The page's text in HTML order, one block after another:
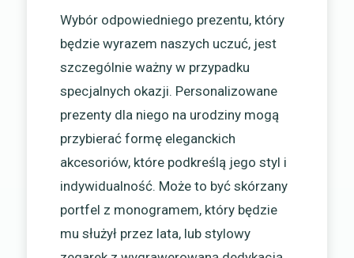
Wybór odpowiedniego prezentu, który
będzie wyrazem naszych uczuć, jest
szczególnie ważny w przypadku
specjalnych okazji. Personalizowane
prezenty dla niego na urodziny mogą
przybierać formę eleganckich
akcesoriów, które podkreślą jego styl i
indywidualność. Może to być skórzany
portfel z monogramem, który będzie
mu służył przez lata, lub stylowy